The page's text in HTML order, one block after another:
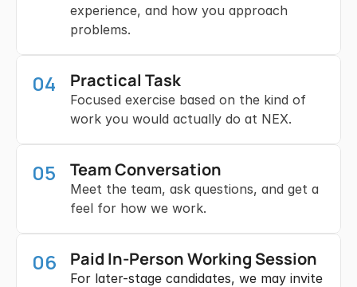
experience, and how you approach
problems.
04 Practical Task
Focused exercise based on the kind of
work you would actually do at NEX.
05 Team Conversation
Meet the team, ask questions, and get a
feel for how we work.
06 Paid In-Person Working Session
For later-stage candidates, we may invite